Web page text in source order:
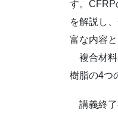
す。CFRP
を解説し
富な内容と
複合材料
樹脂の4つ
講義終了